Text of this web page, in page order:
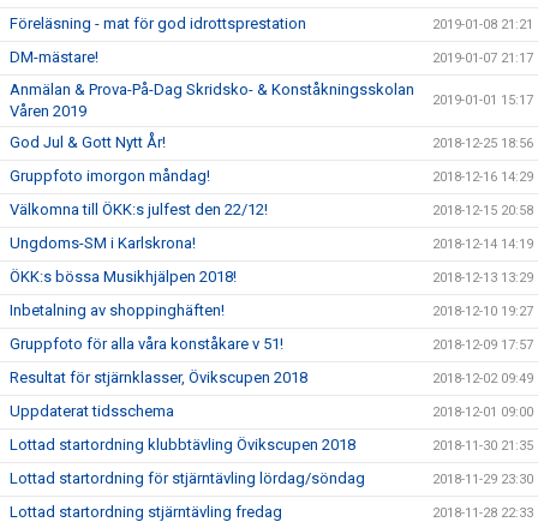
Föreläsning - mat för god idrottsprestation 2019-01-08 21:21
DM-mästare! 2019-01-07 21:17
Anmälan & Prova-På-Dag Skridsko- & Konståkningsskolan
Våren 2019
2019-01-01 15:17
God Jul & Gott Nytt År! 2018-12-25 18:56
Gruppfoto imorgon måndag! 2018-12-16 14:29
Välkomna till ÖKK:s julfest den 22/12! 2018-12-15 20:58
Ungdoms-SM i Karlskrona! 2018-12-14 14:19
ÖKK:s bössa Musikhjälpen 2018! 2018-12-13 13:29
Inbetalning av shoppinghäften! 2018-12-10 19:27
Gruppfoto för alla våra konståkare v 51! 2018-12-09 17:57
Resultat för stjärnklasser, Övikscupen 2018 2018-12-02 09:49
Uppdaterat tidsschema 2018-12-01 09:00
Lottad startordning klubbtävling Övikscupen 2018 2018-11-30 21:35
Lottad startordning för stjärntävling lördag/söndag 2018-11-29 23:30
Lottad startordning stjärntävling fredag 2018-11-28 22:33